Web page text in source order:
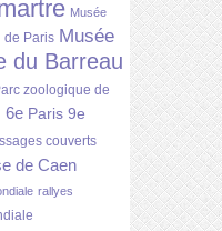
Musée
de Paris Musée
du Barreau
zoologique de
6e Paris 9e
couverts
de Caen
rallyes